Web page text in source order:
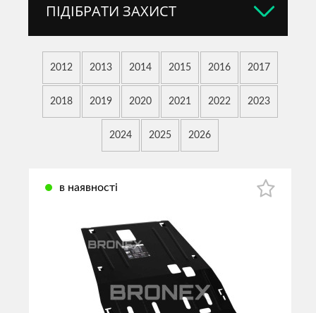
ПІДІБРАТИ ЗАХИСТ
2012 2013 2014 2015 2016 2017
2018 2019 2020 2021 2022 2023
2024 2025 2026
в наявності